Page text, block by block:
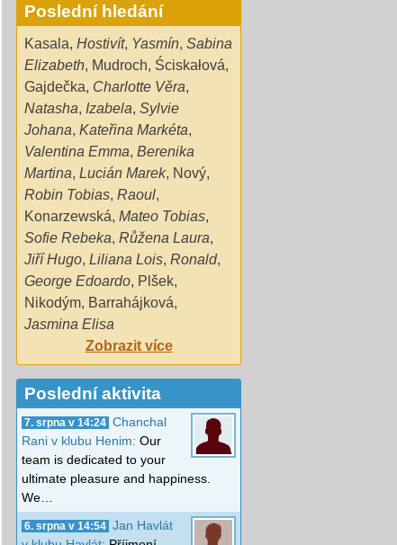
Poslední hledání
Kasala, Hostivít, Yasmín, Sabina
Elizabeth, Mudroch, Ściskałová,
Gajdečka, Charlotte Věra,
Natasha, Izabela, Sylvie
Johana, Kateřina Markéta,
Valentina Emma, Berenika
Martina, Lucián Marek, Nový,
Robin Tobias, Raoul,
Konarzewská, Mateo Tobias,
Sofie Rebeka, Růžena Laura,
Jiří Hugo, Liliana Lois, Ronald,
George Edoardo, Plšek,
Nikodým, Barrahájková,
Jasmina Elisa
Zobrazit více
Poslední aktivita
7. srpna v 14:24 Chanchal
Rani v klubu Henim: Our
team is dedicated to your
ultimate pleasure and happiness.
We…
6. srpna v 14:54 Jan Havlát